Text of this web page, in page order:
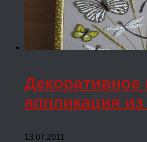
аппликация из
13.07.2011